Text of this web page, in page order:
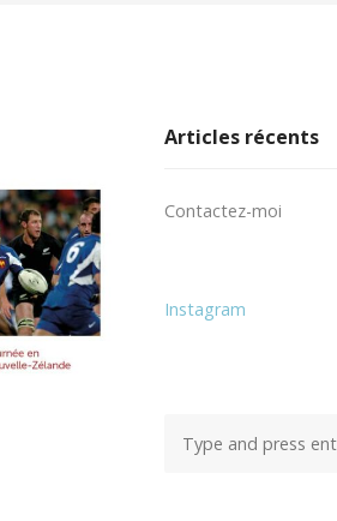
Articles récents
Contactez-moi
Instagram